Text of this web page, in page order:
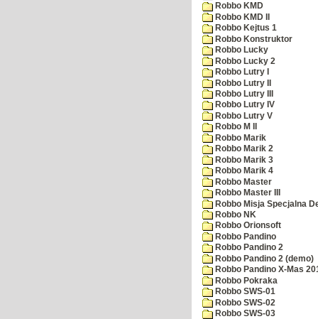
Robbo KMD
Robbo KMD II
Robbo Kejtus 1
Robbo Konstruktor
Robbo Lucky
Robbo Lucky 2
Robbo Lutry I
Robbo Lutry II
Robbo Lutry III
Robbo Lutry IV
Robbo Lutry V
Robbo M II
Robbo Marik
Robbo Marik 2
Robbo Marik 3
Robbo Marik 4
Robbo Master
Robbo Master III
Robbo Misja Specjalna
Robbo NK
Robbo Orionsoft
Robbo Pandino
Robbo Pandino 2
Robbo Pandino 2 (demo)
Robbo Pandino X-Mas
Robbo Pokraka
Robbo SWS-01
Robbo SWS-02
Robbo SWS-03